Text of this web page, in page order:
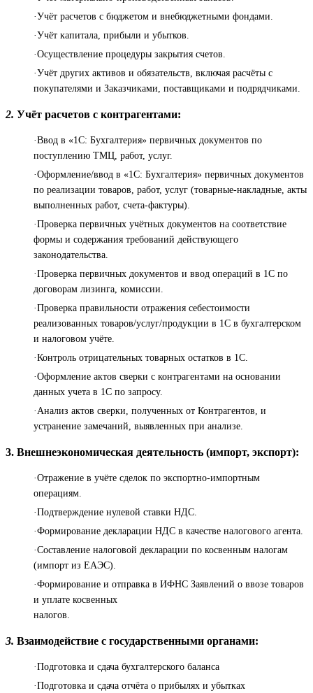
·Учёт расчетов с бюджетом и внебюджетными фондами.
·Учёт капитала, прибыли и убытков.
·Осуществление процедуры закрытия счетов.
·Учёт других активов и обязательств, включая расчёты с
покупателями и Заказчиками, поставщиками и подрядчиками.
2. Учёт расчетов с контрагентами:
·Ввод в «1С: Бухгалтерия» первичных документов по
поступлению ТМЦ, работ, услуг.
·Оформление/ввод в «1С: Бухгалтерия» первичных документов
по реализации товаров, работ, услуг (товарные-накладные, акты
выполненных работ, счета-фактуры).
·Проверка первичных учётных документов на соответствие
формы и содержания требований действующего
законодательства.
·Проверка первичных документов и ввод операций в 1С по
договорам лизинга, комиссии.
·Проверка правильности отражения себестоимости
реализованных товаров/услуг/продукции в 1С в бухгалтерском
и налоговом учёте.
·Контроль отрицательных товарных остатков в 1С.
·Оформление актов сверки с контрагентами на основании
данных учета в 1С по запросу.
·Анализ актов сверки, полученных от Контрагентов, и
устранение замечаний, выявленных при анализе.
3. Внешнеэкономическая деятельность (импорт, экспорт):
·Отражение в учёте сделок по экспортно-импортным
операциям.
·Подтверждение нулевой ставки НДС.
·Формирование декларации НДС в качестве налогового агента.
·Составление налоговой декларации по косвенным налогам
(импорт из ЕАЭС).
·Формирование и отправка в ИФНС Заявлений о ввозе товаров
и уплате косвенных
налогов.
3. Взаимодействие с государственными органами:
·Подготовка и сдача бухгалтерского баланса
·Подготовка и сдача отчёта о прибылях и убытках